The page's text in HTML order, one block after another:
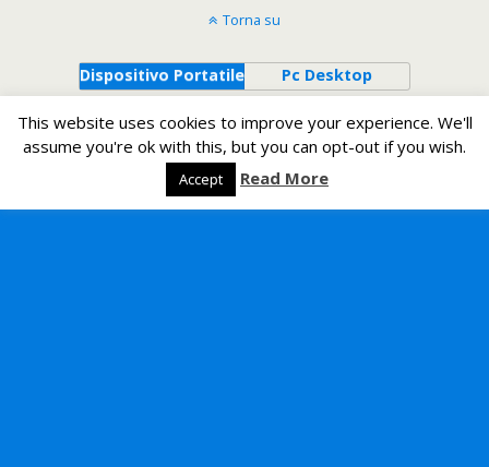
Torna su
Dispositivo Portatile Pc Desktop
All content Copyright Un romeno in Italia
This website uses cookies to improve your experience. We'll
assume you're ok with this, but you can opt-out if you wish.
Accept Read More